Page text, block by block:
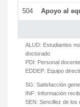
504 Apoyo al
ALUD: Estudiantes
doctorado
PDI: Personal
EDDEP: Equipo
SG: Satisfacción
INF: Información
SEN: Sencillez de los